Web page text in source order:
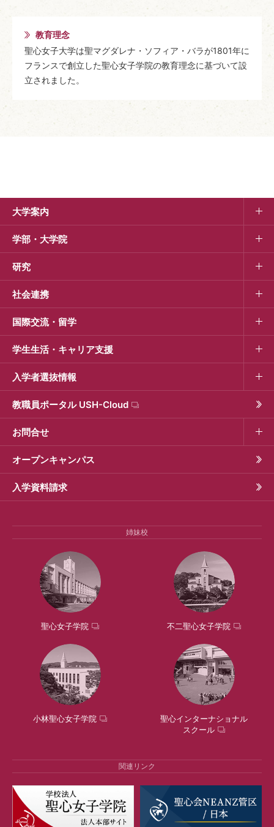
教育理念
聖心女子大学は聖マグダレナ・ソフィア・バラが1801年に
フランスで創立した聖心女子学院の教育理念に基づいて設
立されました。
大学案内
学部・大学院
研究
社会連携
国際交流・留学
学生生活・キャリア支援
入学者選抜情報
教職員ポータル USH-Cloud
お問合せ
オープンキャンパス
入学資料請求
姉妹校
聖心女子学院 不二聖心女子学院
小林聖心女子学院
聖心インターナショナル
スクール
関連リンク